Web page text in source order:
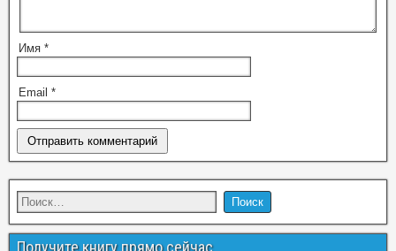
Имя *
Email *
Получите книгу прямо сейчас